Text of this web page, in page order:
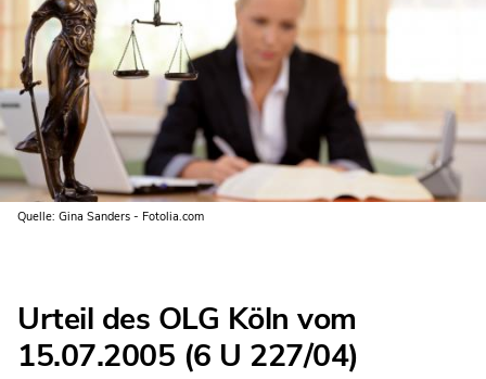
Quelle: Gina Sanders - Fotolia.com
Urteil des OLG Köln vom
15.07.2005 (6 U 227/04)